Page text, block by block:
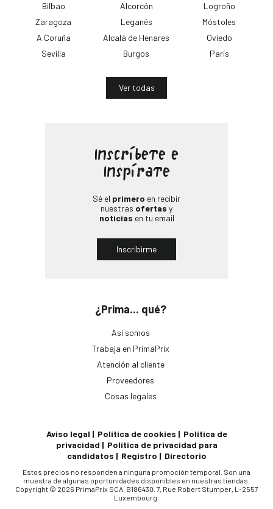
Bilbao
Zaragoza
A Coruña
Sevilla
Alcorcón
Leganés
Alcalá de Henares
Burgos
Logroño
Móstoles
Oviedo
París
Ver todas
¿Prima... qué?
Así somos
Trabaja en PrimaPrix
Atención al cliente
Proveedores
Cosas legales
Inscríbete e
Inspírate
Sé el primero en recibir
nuestras ofertas y
noticias en tu email
Inscribirme
Aviso legal Política de cookies
Política de
privacidad
Política de privacidad para
candidatos
Registro Directorio
Estos precios no responden a ninguna promoción temporal. Son una
muestra de algunas oportunidades disponibles en nuestras tiendas.
Copyright © 2026 PrimaPrix SCA, B186430. 7, Rue Robert Stumper, L-2557
Luxembourg.